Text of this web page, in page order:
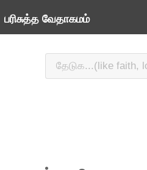
பரிசுத்த வேதாகமம்